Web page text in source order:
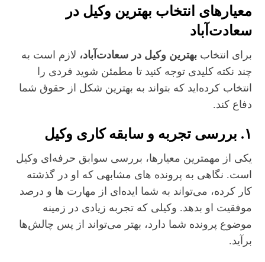
معیارهای انتخاب بهترین وکیل در
سعادت‌آباد
برای انتخاببهترین وکیل در سعادت‌آباد، لازم است به
چند نکته کلیدی توجه کنید تا مطمئن شوید فردی را
انتخاب کرده‌اید که بتواند به بهترین شکل از حقوق شما
دفاع کند.
۱. بررسی تجربه و سابقه کاری وکیل
یکی از مهمترین معیارها، بررسی سوابق حرفه‌ای وکیل
است. نگاهی به پرونده‌ های مشابهی که او در گذشته
کار کرده، می‌تواند به شما ایده‌ای از مهارت‌ ها و درصد
موفقیت او بدهد. وکیلی که تجربه زیادی در زمینه
موضوع پرونده شما دارد، بهتر می‌تواند از پس چالش‌ها
برآید.